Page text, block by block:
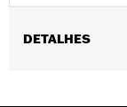
DETALHES